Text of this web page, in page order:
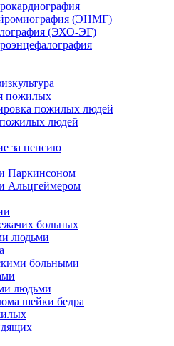
(ЭНМГ)
(ЭХО-ЭГ)
пожилых
пожилых людей
людей
за пенсию
Паркинсоном
Альцгеймером
больных
людьми
больными
людьми
шейки бедра